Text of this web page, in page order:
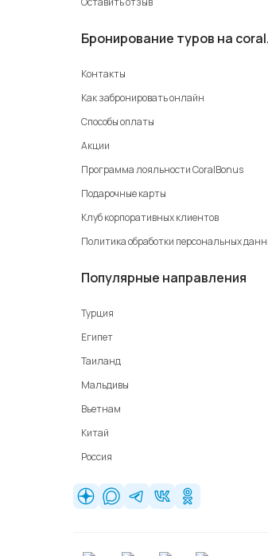
Бронирование туров на
Контакты
Как забронировать онлайн
Способы оплаты
Акции
Программа лояльности CoralBonus
Подарочные карты
Клуб корпоративных клиентов
Политика обработки персональных
Популярные направления
Турция
Египет
Таиланд
Мальдивы
Вьетнам
Китай
Россия